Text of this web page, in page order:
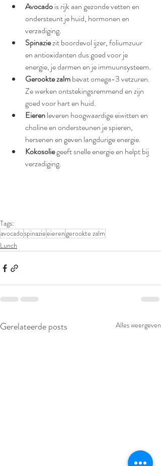
Avocado is rijk aan gezonde vetten en
ondersteunt je huid, hormonen en
verzadiging.
Spinazie zit boordevol ijzer, foliumzuur
en antioxidanten dus goed voor je
energie, je darmen en je immuunsysteem.
Gerookte zalm bevat omega-3 vetzuren.
Ze werken ontstekingsremmend en zijn
goed voor hart en huid.
Eieren leveren hoogwaardige eiwitten en
choline en ondersteunen je spieren,
hersenen en geven langdurige energie.
Kokosolie geeft snelle energie en helpt bij
verzadiging.
Tags:
avocadospinazieeierengerookte zalm
Lunch
Gerelateerde posts Alles weergeven